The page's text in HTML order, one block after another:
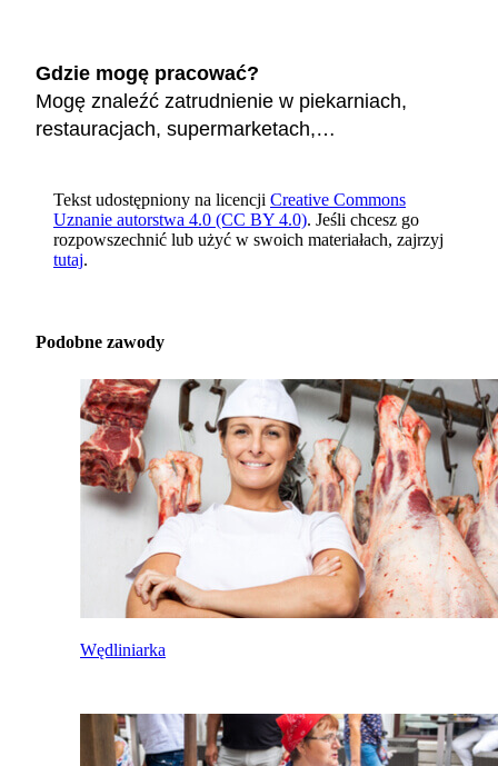
Gdzie mogę pracować?
Mogę znaleźć zatrudnienie w piekarniach,
restauracjach, supermarketach,…
Tekst udostępniony na licencji Creative Commons
Uznanie autorstwa 4.0 (CC BY 4.0). Jeśli chcesz go
rozpowszechnić lub użyć w swoich materiałach, zajrzyj
tutaj.
Podobne zawody
Wędliniarka